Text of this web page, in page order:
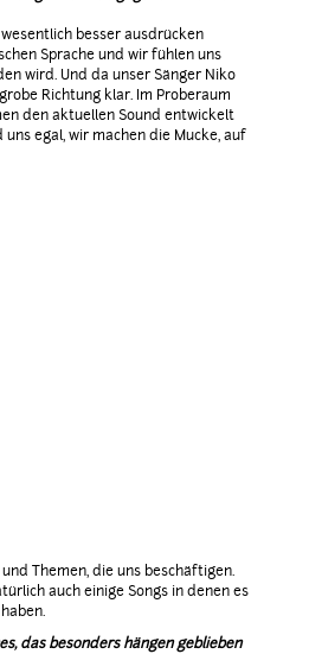
besser ausdrücken
Sprache und wir fühlen uns
wird. Und da unser Sänger Niko
Richtung klar. Im Proberaum
den aktuellen Sound entwickelt
egal, wir machen die Mucke, auf
Themen, die uns beschäftigen.
auch einige Songs in denen es
das besonders hängen geblieben